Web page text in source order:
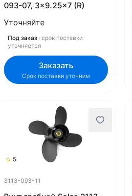
093-07, 3x9.25x7 (R)
Уточняйте
Под заказ · срок поставки
уточняется
Заказать
Срок поставки уточним
5
3113-093-11